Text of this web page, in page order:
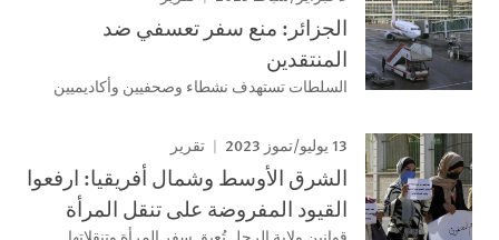
الجزائر: منع سفر تعسفي ضد
المنتقدين
السلطات تستهدف نشطاء وصحفيين وأكاديميين
13 يوليو/تموز 2023 تقرير
الشرق الأوسط وشمال أفريقيا: ارفعوا
القيود المفروضة على تنقل المرأة
قوانين ولاية الرجل تُعيق سفر المرأة وتنقلاتها